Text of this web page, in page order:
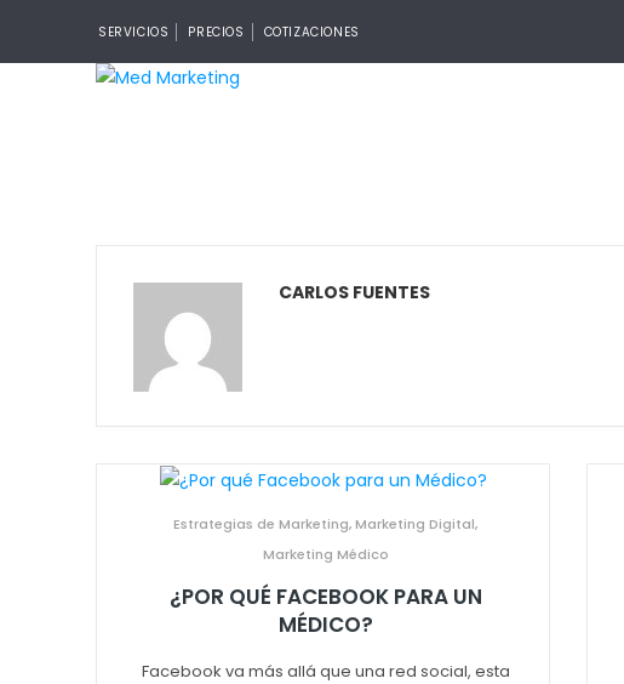
SERVICIOS PRECIOS COTIZACIONES
CARLOS FUENTES
Estrategias de Marketing, Marketing Digital,
Marketing Médico
¿POR QUÉ FACEBOOK PARA UN
MÉDICO?
Facebook va más allá que una red social, esta